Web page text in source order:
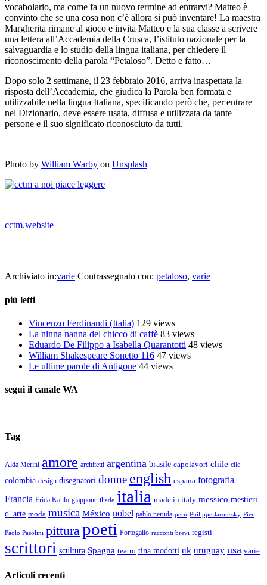
vocabolario, ma come fa un nuovo termine ad entrarvi? Matteo è
convinto che se una cosa non c’è allora si può inventare! La maestra
Margherita rimane al gioco e invita Matteo e la sua classe a scrivere
una lettera all’Accademia della Crusca, l’istituto nazionale per la
salvaguardia e lo studio della lingua italiana, per chiedere il
riconoscimento della parola “Petaloso”. Detto e fatto…
Dopo solo 2 settimane, il 23 febbraio 2016, arriva inaspettata la
risposta dell’Accademia, che giudica la Parola ben formata e
utilizzabile nella lingua Italiana, specificando però che, per entrare
nel Dizionario, deve essere usata, diffusa e utilizzata da tante
persone e il suo significato riconosciuto da tutti.
Photo by William Warby on Unsplash
cctm.website
Archiviato in:varie Contrassegnato con: petaloso, varie
più letti
Vincenzo Ferdinandi (Italia) 129 views
La ninna nanna del chicco di caffè 83 views
Eduardo De Filippo a Isabella Quarantotti 48 views
William Shakespeare Sonetto 116 47 views
Le ultime parole di Antigone 44 views
segui il canale WA
Tag
Alda Merini amore architetti argentina brasile capolavori chile cile
colombia design disegnatori donne english espana fotografia
Francia Frida Kahlo giappone iliade italia made in italy messico mestieri
d' arte moda musica México nobel pablo neruda perù Philippe Jaroussky Pier
Paolo Pasolini pitturapoeti Portogallo racconti brevi registi
scrittori scultura Spagna teatro tina modotti uk uruguay usa varie
Articoli recenti